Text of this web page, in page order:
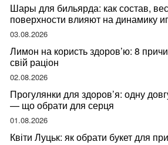
Шары для бильярда: как состав,
поверхности влияют на динамику
03.08.2026
Лимон на користь здоров’ю: 8
свій раціон
02.08.2026
Прогулянки для здоров’я: одну
— що обрати для серця
01.08.2026
Квіти Луцьк: як обрати букет для